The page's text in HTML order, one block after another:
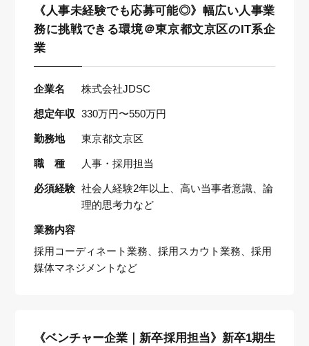
《人事未経験でも応募可能◎》幅広い人事業
務に挑戦できる環境＠東京都文京区のIT系企
業
企業名 株式会社JDSC
想定年収 330万円〜550万円
勤務地 東京都文京区
職 種 人事・採用担当
必須経験 社会人経験2年以上、高い当事者意識、論
理的思考力など
業務内容
採用コーディネート業務、採用スカウト業務、採用
媒体マネジメントなど
《ベンチャー企業｜新卒採用担当》新卒1期生